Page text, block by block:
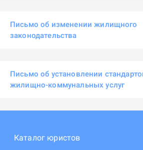
Письмо об изменении жилищного
законодательства
Письмо об установлении
жилищно-коммунальных услуг
Каталог юристов